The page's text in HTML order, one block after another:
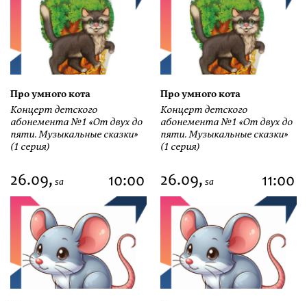
Про умного кота
Концерт детского
абонемента №1 «От двух до
пяти. Музыкальные сказки»
(1 серия)
Про умного кота
Концерт детского
абонемента №1 «От двух до
пяти. Музыкальные сказки»
(1 серия)
26.09, sa 10:00 26.09, sa 11:00